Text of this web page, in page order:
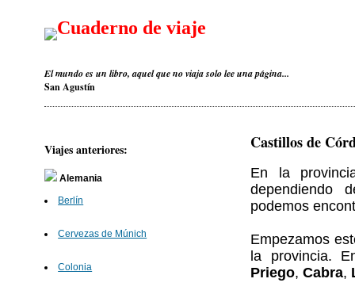
Cuaderno de viaje
El mundo es un libro, aquel que no viaja solo lee una página...
San Agustín
Viajes anteriores:
Alemania
Berlín
Cervezas de Múnich
Colonia
Castillos de
En la
dependiendo
podemos
Empezamos
la provincia.
Priego,Cabra,